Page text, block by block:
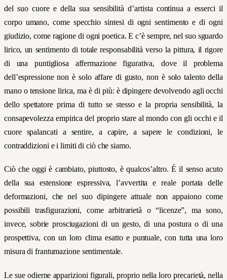
del suo cuore e della sua sensibilità d’artista continua a esserci il
corpo umano, come specchio sintesi di ogni sentimento e di ogni
giudizio, come ragione di ogni poetica. E c’è sempre, nel suo sguardo
lirico, un sentimento di totale responsabilità verso la pittura, il rigore
di una puntigliosa affermazione figurativa, dove il problema
dell’espressione non è solo affare di gusto, non è solo talento della
mano o tensione lirica, ma è di più: è dipingere devolvendo agli occhi
dello spettatore prima di tutto se stesso e la propria sensibilità, la
consapevolezza empirica del proprio stare al mondo con gli occhi e il
cuore spalancati a sentire, a capire, a sapere le condizioni, le
contraddizioni e i limiti di ciò che siamo.
Ciò che oggi è cambiato, piuttosto, è qualcos’altro. É il senso acuto
della sua estensione espressiva, l’avvertita e reale portata delle
deformazioni, che nel suo dipingere attuale non appaiono come
possibili trasfigurazioni, come arbitrarietà o “licenze”, ma sono,
invece, sobrie prosciugazioni di un gesto, di una postura o di una
prospettiva, con un loro clima esatto e puntuale, con tutta una loro
misura di frantumazione sentimentale.
Le sue odierne apparizioni figurali, proprio nella loro precarietà, nella